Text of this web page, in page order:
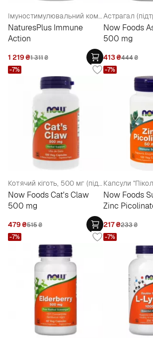
Імуностимулювальний комплекс
NaturesPlus Immune
Action
1 219₴1 311₴
Now Foods
500 mg
413₴444₴
Котячий кіготь, 500 мг (підтримка імунної системи)
Now Foods Cat's Claw
500 mg
479₴515₴
-7%
Now Foods
Zinc
217₴233₴
-7%
-7% -7%